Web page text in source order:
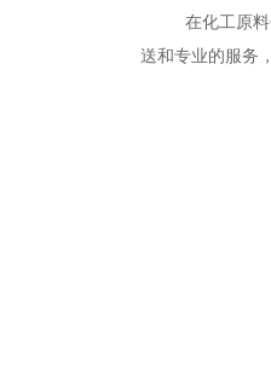
在化工原
送和专业的服务